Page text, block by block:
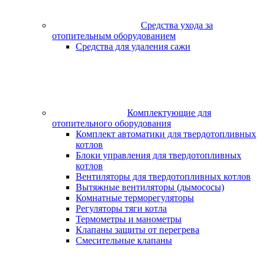
Средства ухода за
отопительным оборудованием
Средства для удаления сажи
Комплектующие для
отопительного оборудования
Комплект автоматики для твердотопливных
котлов
Блоки управления для твердотопливных
котлов
Вентиляторы для твердотопливных котлов
Вытяжные вентиляторы (дымососы)
Комнатные терморегуляторы
Регуляторы тяги котла
Термометры и манометры
Клапаны защиты от перегрева
Смесительные клапаны